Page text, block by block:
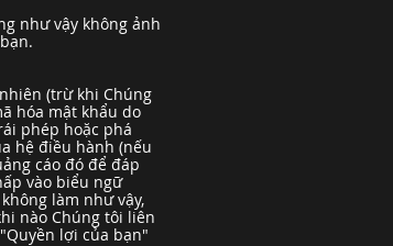
như vậy không ảnh
(trừ khi Chúng
hóa mật khẩu do
phép hoặc phá
hệ điều hành (nếu
cáo đó để đáp
vào biểu ngữ
làm như vậy,
nào Chúng tôi liên
lợi của bạn"